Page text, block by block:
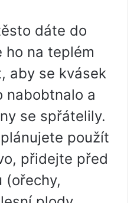
dáte do
ho na teplém
aby se kvásek
nabobtnalo a
se spřátelily.
použít
přidejte před
(ořechy,